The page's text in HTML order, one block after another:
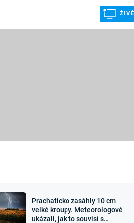
ŽIVĚ
Sledujte nás
Prachaticko zasáhly 10 cm
velké kroupy. Meteorologové
ukázali, jak to souvisí s